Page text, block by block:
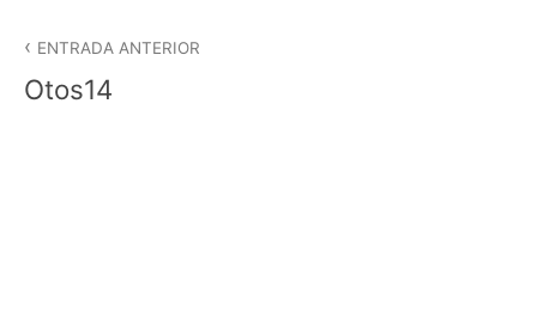
d'entrades
ENTRADA ANTERIOR
Otos14